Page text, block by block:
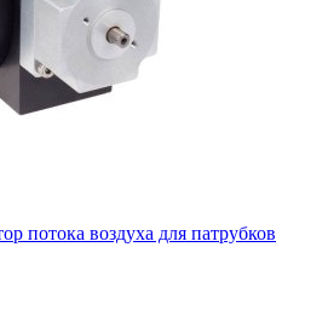
потока воздуха для патрубков